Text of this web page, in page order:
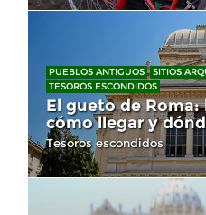
PUEBLOS ANTIGUOS
SITIOS
TESOROS ESCONDIDOS
El gueto de Roma:
cómo llegar y
Tesoros escondidos